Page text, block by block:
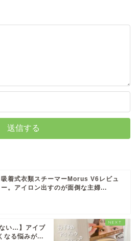
吸着式衣類スチーマーMorus V6レビュ
ー。アイロン出すのが面倒な主婦...
い…】アイブ
なる悩みが...